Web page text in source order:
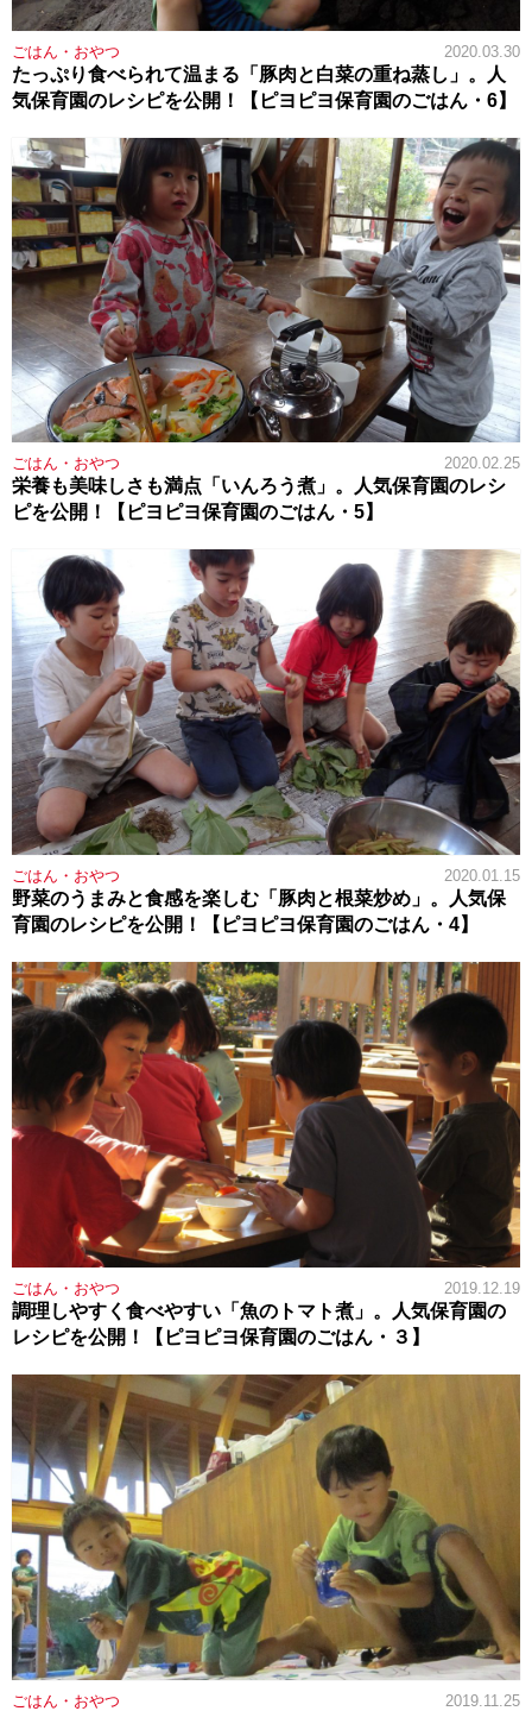
ごはん・おやつ 2020.03.30
たっぷり食べられて温まる「豚肉と白菜の重ね蒸し」。人
気保育園のレシピを公開！【ピヨピヨ保育園のごはん・6】
ごはん・おやつ 2020.02.25
栄養も美味しさも満点「いんろう煮」。人気保育園のレシ
ピを公開！【ピヨピヨ保育園のごはん・5】
ごはん・おやつ 2020.01.15
野菜のうまみと食感を楽しむ「豚肉と根菜炒め」。人気保
育園のレシピを公開！【ピヨピヨ保育園のごはん・4】
ごはん・おやつ 2019.12.19
調理しやすく食べやすい「魚のトマト煮」。人気保育園の
レシピを公開！【ピヨピヨ保育園のごはん・３】
ごはん・おやつ 2019.11.25